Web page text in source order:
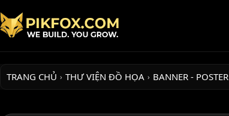
TRANG CHỦ › THƯ VIỆN ĐỒ HỌA › BANNER - POSTER